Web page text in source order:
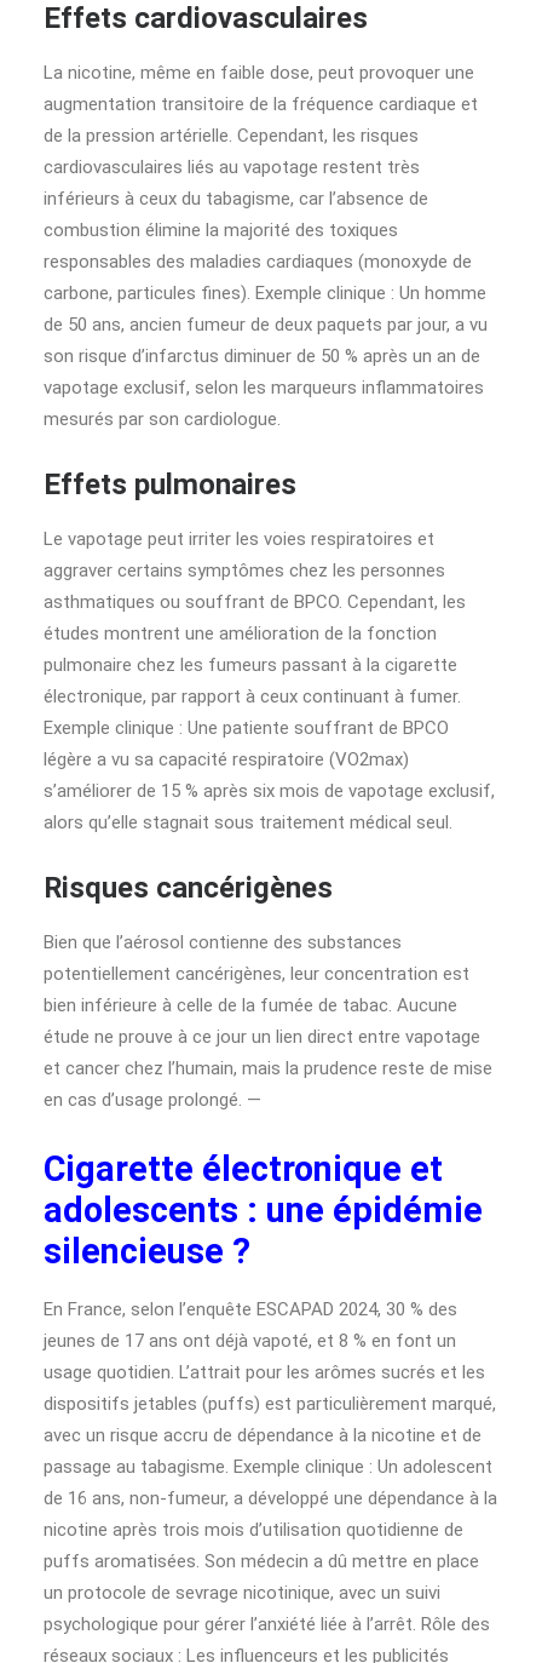
Effets cardiovasculaires
La nicotine, même en faible dose, peut provoquer une
augmentation transitoire de la fréquence cardiaque et
de la pression artérielle. Cependant, les risques
cardiovasculaires liés au vapotage restent très
inférieurs à ceux du tabagisme, car l’absence de
combustion élimine la majorité des toxiques
responsables des maladies cardiaques (monoxyde de
carbone, particules fines). Exemple clinique : Un homme
de 50 ans, ancien fumeur de deux paquets par jour, a vu
son risque d’infarctus diminuer de 50 % après un an de
vapotage exclusif, selon les marqueurs inflammatoires
mesurés par son cardiologue.
Effets pulmonaires
Le vapotage peut irriter les voies respiratoires et
aggraver certains symptômes chez les personnes
asthmatiques ou souffrant de BPCO. Cependant, les
études montrent une amélioration de la fonction
pulmonaire chez les fumeurs passant à la cigarette
électronique, par rapport à ceux continuant à fumer.
Exemple clinique : Une patiente souffrant de BPCO
légère a vu sa capacité respiratoire (VO2max)
s’améliorer de 15 % après six mois de vapotage exclusif,
alors qu’elle stagnait sous traitement médical seul.
Risques cancérigènes
Bien que l’aérosol contienne des substances
potentiellement cancérigènes, leur concentration est
bien inférieure à celle de la fumée de tabac. Aucune
étude ne prouve à ce jour un lien direct entre vapotage
et cancer chez l’humain, mais la prudence reste de mise
en cas d’usage prolongé. —
Cigarette électronique et
adolescents : une épidémie
silencieuse ?
En France, selon l’enquête ESCAPAD 2024, 30 % des
jeunes de 17 ans ont déjà vapoté, et 8 % en font un
usage quotidien. L’attrait pour les arômes sucrés et les
dispositifs jetables (puffs) est particulièrement marqué,
avec un risque accru de dépendance à la nicotine et de
passage au tabagisme. Exemple clinique : Un adolescent
de 16 ans, non-fumeur, a développé une dépendance à la
nicotine après trois mois d’utilisation quotidienne de
puffs aromatisées. Son médecin a dû mettre en place
un protocole de sevrage nicotinique, avec un suivi
psychologique pour gérer l’anxiété liée à l’arrêt. Rôle des
réseaux sociaux : Les influenceurs et les publicités